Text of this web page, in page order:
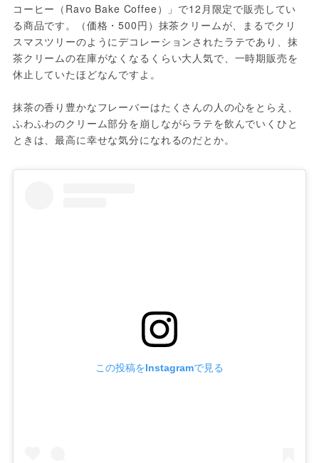
コーヒー（Ravo Bake Coffee）」で12月限定で販売してい
る商品です。（価格・500円）抹茶クリームが、まるでクリ
スマスツリーのようにデコレーションされたラテであり、抹
茶クリームの在庫がなくなるくらい大人気で、一時期販売を
休止していたほどなんですよ。
抹茶の香り豊かなフレーバーはたくさんの人の心をとらえ、
ふわふわのクリーム部分を崩しながらラテを飲んでいくひと
ときは、最高に幸せな気分になれるのだとか。
この投稿をInstagramで見る